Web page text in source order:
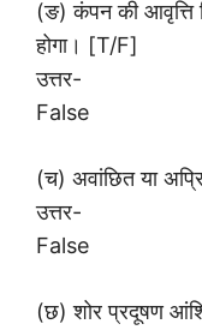
(ङ) कंपन की आवृत्ति
होगा। [T/F]
उत्तर-
False
(च) अवांछित या
उत्तर-
False
(छ) शोर प्रदूषण